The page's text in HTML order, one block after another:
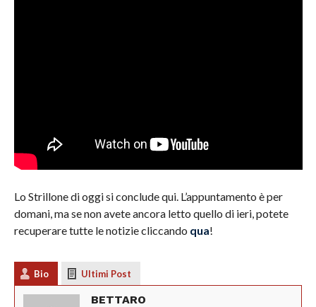
Lo Strillone di oggi si conclude qui. L’appuntamento è per
domani, ma se non avete ancora letto quello di ieri, potete
recuperare tutte le notizie cliccando qua!
Bio Ultimi Post
BETTARO